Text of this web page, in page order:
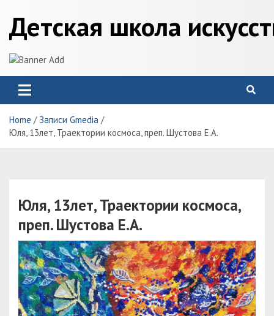
content
Детская школа
Home
Записи Gmedia
Юля, 13лет, Траектории космоса, преп. Шустова Е.А.
Юля, 13лет, Траектории космоса,
преп. Шустова Е.А.